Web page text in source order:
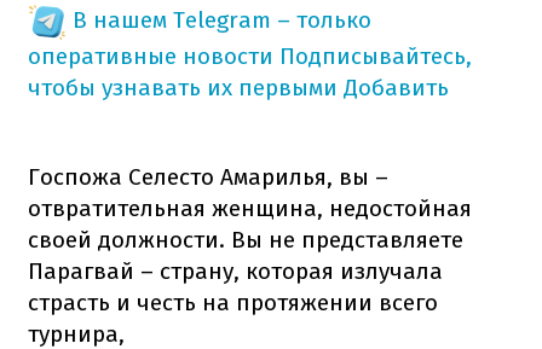
В нашем Telegram – только
оперативные новости Подписывайтесь,
чтобы узнавать их первыми Добавить
Госпожа Селесто Амарилья, вы –
отвратительная женщина, недостойная
своей должности. Вы не представляете
Парагвай – страну, которая излучала
страсть и честь на протяжении всего
турнира,